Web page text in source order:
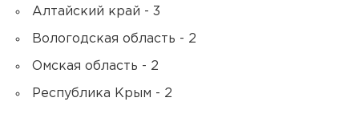
Алтайский край - 3
Вологодская область - 2
Омская область - 2
Республика Крым - 2